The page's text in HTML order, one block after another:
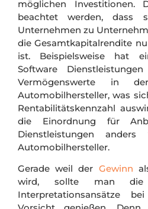
möglichen Investitionen.
beachtet werden, dass
Unternehmen zu
die Gesamtkapitalrendite
ist. Beispielsweise hat
Software
Vermögenswerte in
Automobilhersteller, was
Rentabilitätskennzahl
die Einordnung für
Dienstleistungen
Automobilhersteller.
Gerade weil der Gewinn
wird, sollte man die
Interpretationsansätze